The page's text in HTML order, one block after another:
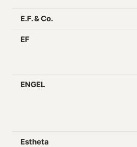
E.F. & Co.
EF
ENGEL
Estheta